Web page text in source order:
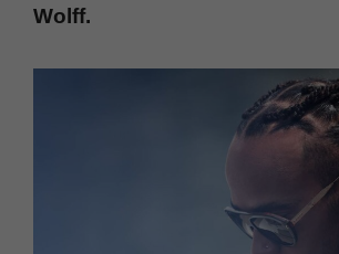
Wolff.